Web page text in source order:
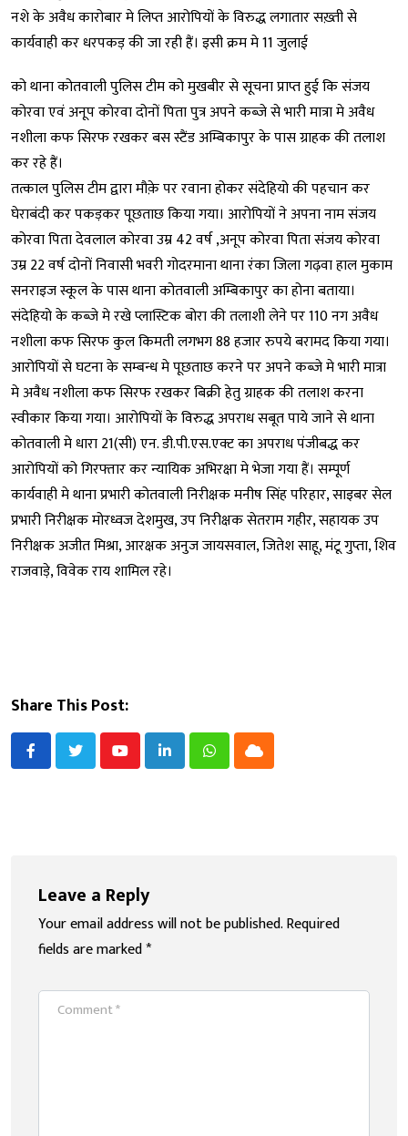
नशे के अवैध कारोबार मे लिप्त आरोपियों के विरुद्ध लगातार सख़्ती से
कार्यवाही कर धरपकड़ की जा रही हैं। इसी क्रम मे 11 जुलाई
को थाना कोतवाली पुलिस टीम को मुखबीर से सूचना प्राप्त हुई कि संजय
कोरवा एवं अनूप कोरवा दोनों पिता पुत्र अपने कब्जे से भारी मात्रा मे अवैध
नशीला कफ सिरफ रखकर बस स्टैंड अम्बिकापुर के पास ग्राहक की तलाश
कर रहे हैं।
तत्काल पुलिस टीम द्वारा मौक़े पर रवाना होकर संदेहियो की पहचान कर
घेराबंदी कर पकड़कर पूछताछ किया गया। आरोपियों ने अपना नाम संजय
कोरवा पिता देवलाल कोरवा उम्र 42 वर्ष ,अनूप कोरवा पिता संजय कोरवा
उम्र 22 वर्ष दोनों निवासी भवरी गोदरमाना थाना रंका जिला गढ़वा हाल मुकाम
सनराइज स्कूल के पास थाना कोतवाली अम्बिकापुर का होना बताया।
संदेहियो के कब्जे मे रखे प्लास्टिक बोरा की तलाशी लेने पर 110 नग अवैध
नशीला कफ सिरफ कुल किमती लगभग 88 हजार रुपये बरामद किया गया।
आरोपियों से घटना के सम्बन्ध मे पूछताछ करने पर अपने कब्जे मे भारी मात्रा
मे अवैध नशीला कफ सिरफ रखकर बिक्री हेतु ग्राहक की तलाश करना
स्वीकार किया गया। आरोपियों के विरुद्ध अपराध सबूत पाये जाने से थाना
कोतवाली मे धारा 21(सी) एन. डी.पी.एस.एक्ट का अपराध पंजीबद्ध कर
आरोपियों को गिरफ्तार कर न्यायिक अभिरक्षा मे भेजा गया हैं। सम्पूर्ण
कार्यवाही मे थाना प्रभारी कोतवाली निरीक्षक मनीष सिंह परिहार, साइबर सेल
प्रभारी निरीक्षक मोरध्वज देशमुख, उप निरीक्षक सेतराम गहीर, सहायक उप
निरीक्षक अजीत मिश्रा, आरक्षक अनुज जायसवाल, जितेश साहू, मंटू गुप्ता, शिव
राजवाड़े, विवेक राय शामिल रहे।
Share This Post:
YoutubeLinkedInWhatsappCloud
Leave a Reply
Your email address will not be published.Required
fields are marked*